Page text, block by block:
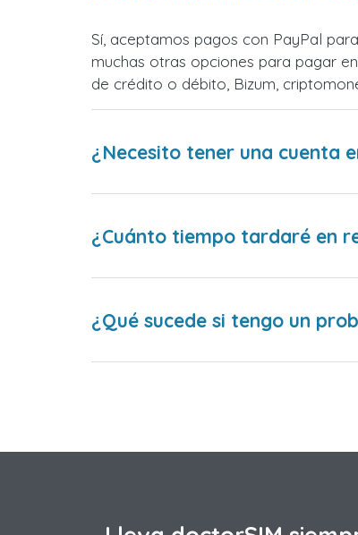
Sí, aceptamos pagos con PayPal
muchas otras opciones para pagar
de crédito o débito, Bizum,
¿Necesito tener una cuenta
¿Cuánto tiempo tardaré en
¿Qué sucede si tengo un